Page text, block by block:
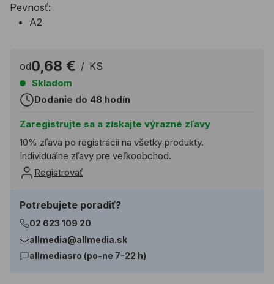
Pevnosť:
A2
od0,68 € / KS
Skladom
Dodanie do 48 hodín
Zaregistrujte sa a získajte výrazné zľavy
10% zľava po registrácií na všetky produkty.
Individuálne zľavy pre veľkoobchod.
Registrovať
Potrebujete poradiť?
02 623 109 20
allmedia@allmedia.sk
allmediasro (po-ne 7-22 h)